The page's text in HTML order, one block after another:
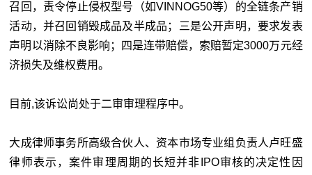
召回，责令停止侵权型号（如VINNOG50等）的全链条产销
活动，并召回销毁成品及半成品；三是公开声明，要求发表
声明以消除不良影响；四是连带赔偿，索赔暂定3000万元经
济损失及维权费用。
目前,该诉讼尚处于二审审理程序中。
大成律师事务所高级合伙人、资本市场专业组负责人卢旺盛
律师表示，案件审理周期的长短并非IPO审核的决定性因